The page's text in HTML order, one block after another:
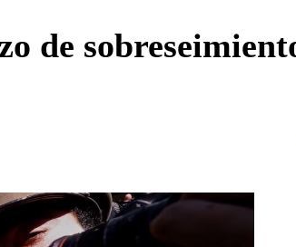
de